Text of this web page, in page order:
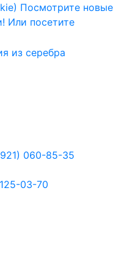
Посмотрите новые
Или посетите
060-85-35
03-70